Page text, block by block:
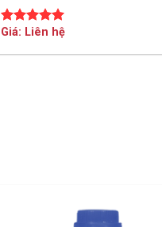
Được xếp
5 sao
Giá: Liên hệ